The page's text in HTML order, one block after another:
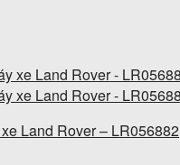
Land Rover – LR056882